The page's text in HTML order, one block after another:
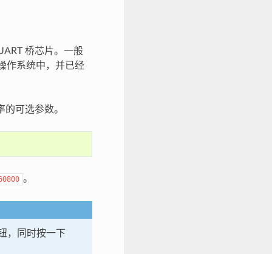
桥芯片。一般
作系统中，并已经
可选参数。
。
，同时按一下